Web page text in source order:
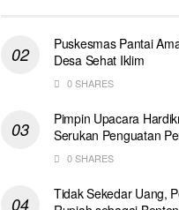
Puskesmas Pantai
Desa Sehat Iklim
0 SHARES
Pimpin Upacara
Serukan Penguatan
0 SHARES
Tidak Sekedar Uang,